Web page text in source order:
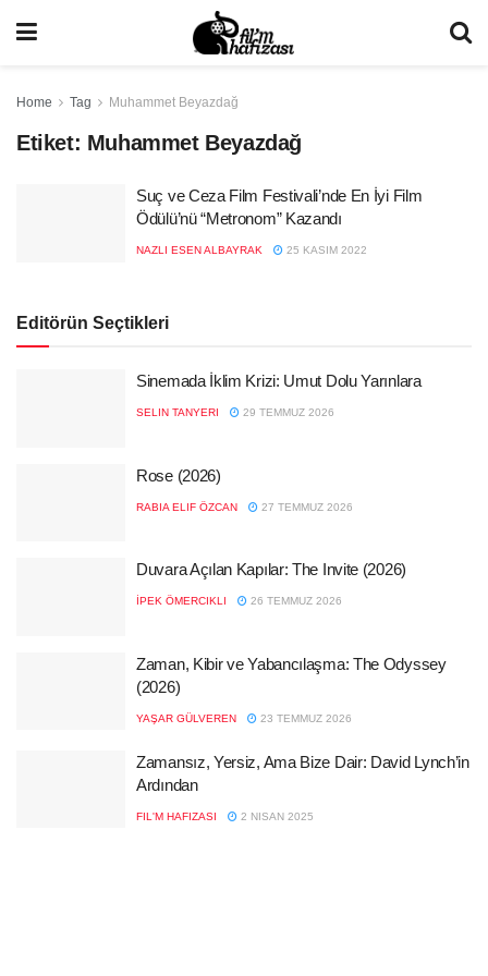
Home Tag Muhammet Beyazdağ
Etiket: Muhammet Beyazdağ
Suç ve Ceza Film Festivali’nde En İyi Film
Ödülü’nü “Metronom” Kazandı
NAZLI ESEN ALBAYRAK 25 KASIM 2022
Editörün Seçtikleri
Sinemada İklim Krizi: Umut Dolu Yarınlara
SELIN TANYERI 29 TEMMUZ 2026
Rose (2026)
RABIA ELIF ÖZCAN 27 TEMMUZ 2026
Duvara Açılan Kapılar: The Invite (2026)
İPEK ÖMERCIKLI 26 TEMMUZ 2026
Zaman, Kibir ve Yabancılaşma: The Odyssey
(2026)
YAŞAR GÜLVEREN 23 TEMMUZ 2026
Zamansız, Yersiz, Ama Bize Dair: David Lynch’in
Ardından
FIL'M HAFIZASI 2 NISAN 2025